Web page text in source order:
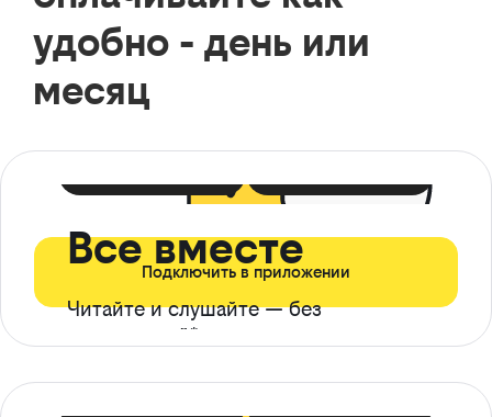
удобно - день или
месяц
Все вместе
Читайте и слушайте — без
ограничений*
Подключить в приложении